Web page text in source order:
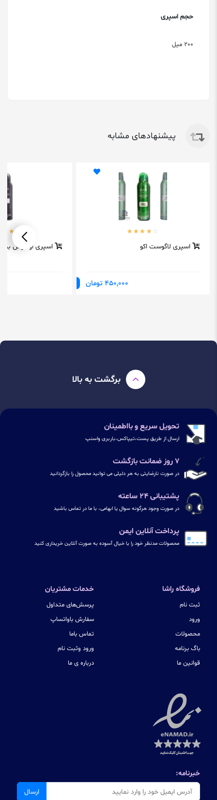
حجم اسپری
200 میل
پیشنهادهای مشابه
اسپری لاگوست اکو
450,000 تومان
اسپری اونتوس
برگشت به بالا
تحویل سریع و بااطمینان
ارسال از طریق پست،تیپاکس،باربری واسنپ
۷ روز ضمانت بازگشت
در صورت نارضایتی به هر دلیلی می توانید محصول را بازگردانید
پشتیبانی ۲۴ ساعته
در صورت وجود هرگونه سوال یا ابهامی، با ما در تماس باشید
پرداخت آنلاین ایمن
محصولات مدنظر خود را با خیال آسوده به صورت آنلاین خریداری کنید
فروشگاه راشا
ثبت نام
ورود
محصولات
باگ برنامه
قوانین ما
خدمات مشتریان
پرسش‌های متداول
سفارش باواتساپ
تماس باما
ورود وثبت نام
درباره ی ما
خبرنامه:
ارسال